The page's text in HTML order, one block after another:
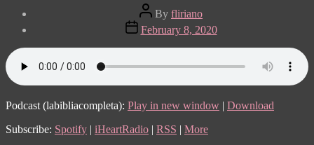
Post
author
By fliriano
Post
date
February 8, 2020
Podcast (labibliacompleta): Play in new window | Download
Subscribe: Spotify | iHeartRadio | RSS | More